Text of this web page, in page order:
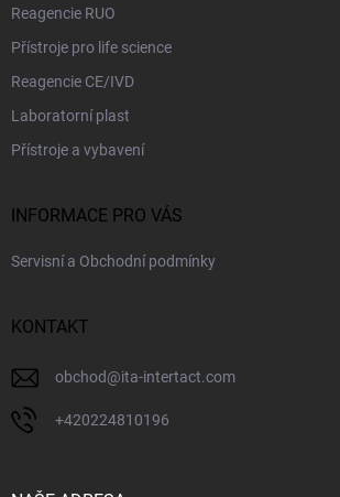
Reagencie RUO
Přístroje pro life science
Reagencie CE/IVD
Laboratorní plast
Přístroje a vybavení
INFORMACE PRO VÁS
Servisní a Obchodní podmínky
KONTAKT
obchod@ita-intertact.com
+420224810196